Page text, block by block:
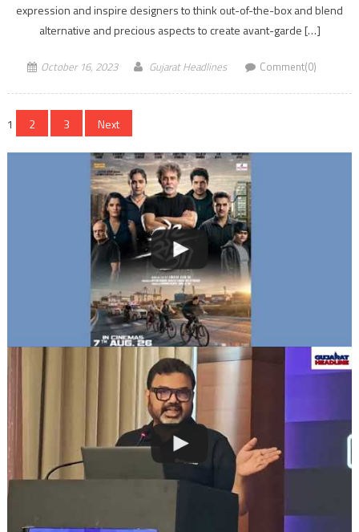
expression and inspire designers to think out-of-the-box and blend
alternative and precious aspects to create avant-garde […]
October 16, 2023 Gujarat Headlines Comment(0)
Posts
navigation
1 2 3 Next